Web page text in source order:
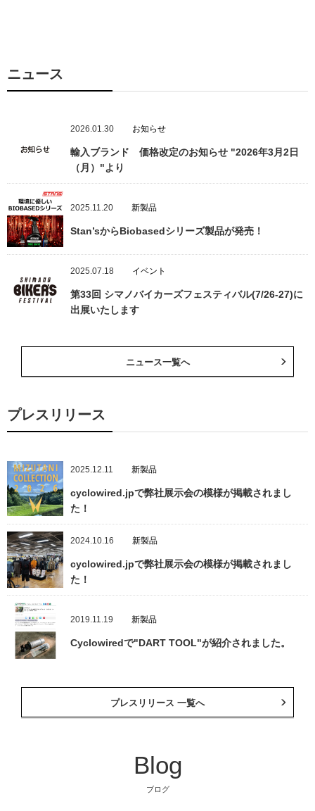
ニュース
2026.01.30 お知らせ
輸入ブランド 価格改定のお知らせ "2026年3月2日
（月）"より
2025.11.20 新製品
Stan’sからBiobasedシリーズ製品が発売！
2025.07.18 イベント
第33回 シマノバイカーズフェスティバル(7/26-27)に
出展いたします
ニュース一覧へ
プレスリリース
2025.12.11 新製品
cyclowired.jpで弊社展示会の模様が掲載されまし
た！
2024.10.16 新製品
cyclowired.jpで弊社展示会の模様が掲載されまし
た！
2019.11.19 新製品
Cyclowiredで"DART TOOL"が紹介されました。
プレスリリース 一覧へ
Blog
ブログ